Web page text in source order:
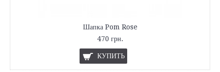
Шапка Pom Rose
470 грн.
КУПИТЬ